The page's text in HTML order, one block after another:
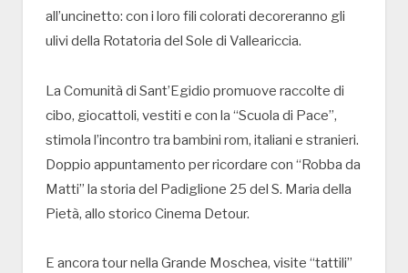
all’uncinetto: con i loro fili colorati decoreranno gli
ulivi della Rotatoria del Sole di Valleariccia.
La Comunità di Sant’Egidio promuove raccolte di
cibo, giocattoli, vestiti e con la “Scuola di Pace”,
stimola l’incontro tra bambini rom, italiani e stranieri.
Doppio appuntamento per ricordare con “Robba da
Matti” la storia del Padiglione 25 del S. Maria della
Pietà, allo storico Cinema Detour.
E ancora tour nella Grande Moschea, visite “tattili”